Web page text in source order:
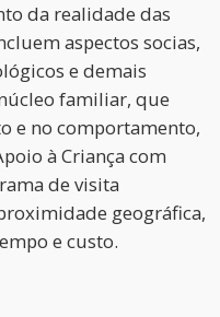
da realidade das
aspectos socias,
e demais
familiar, que
e no comportamento,
à Criança com
de visita
geográfica,
e custo.